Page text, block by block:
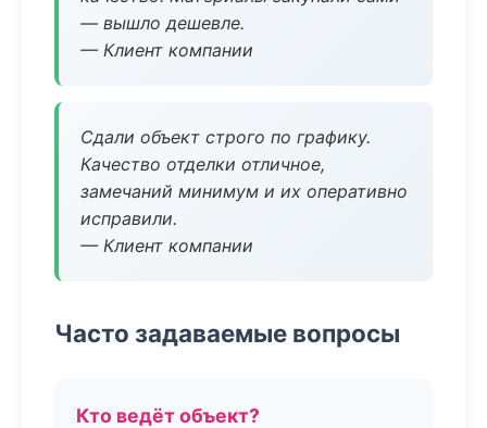
— вышло дешевле.
— Клиент компании
Сдали объект строго по графику.
Качество отделки отличное,
замечаний минимум и их оперативно
исправили.
— Клиент компании
Часто задаваемые вопросы
Кто ведёт объект?